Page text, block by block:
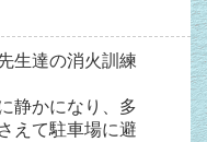
生達の消火訓練
静かになり、多
えて駐車場に避